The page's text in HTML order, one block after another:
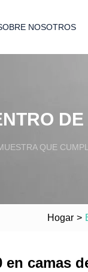
NOSOTROS
QUE
Hogar >
en camas